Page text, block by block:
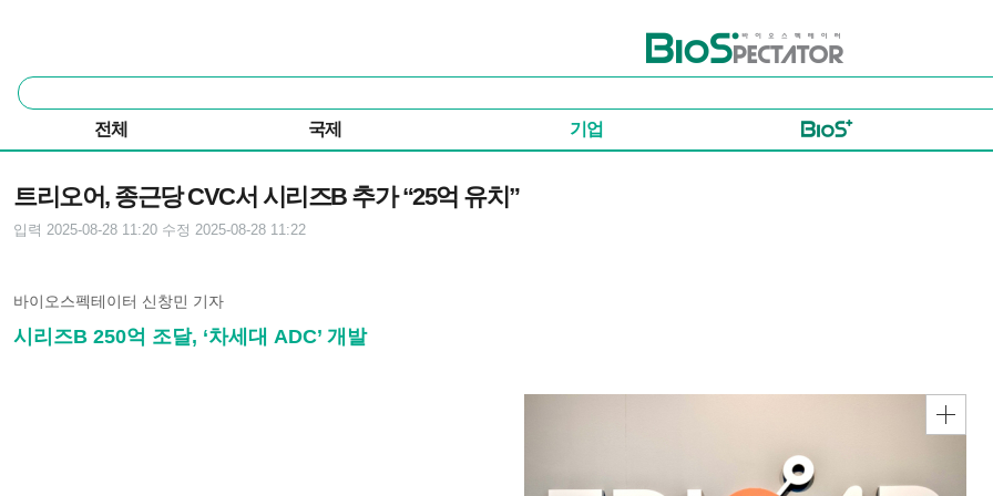
바이오스펙테이터
통
합
색
전체 국제 기업
트리오어, 종근당 CVC서 시리즈B 추가 “25억 유치”
입력 2025-08-28 11:20 수정 2025-08-28 11:22
바이오스펙테이터 신창민 기자
시리즈B 250억 조달, ‘차세대 ADC’ 개발